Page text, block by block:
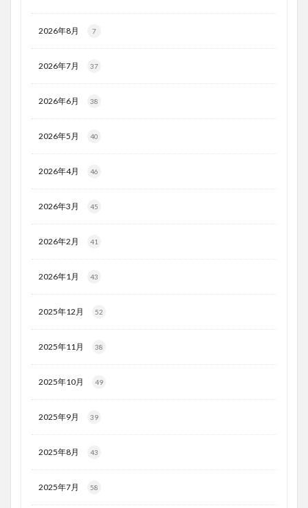
2026年8月 7
2026年7月 37
2026年6月 38
2026年5月 40
2026年4月 46
2026年3月 45
2026年2月 41
2026年1月 43
2025年12月 52
2025年11月 38
2025年10月 49
2025年9月 39
2025年8月 43
2025年7月 58